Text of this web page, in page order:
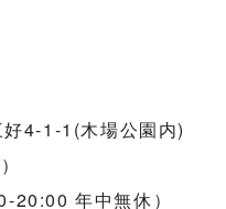
4-1-1(木場公園内)
20:00 年中無休）